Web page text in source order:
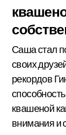
Саша стал
своих
рекордов
квашеной
внимания и